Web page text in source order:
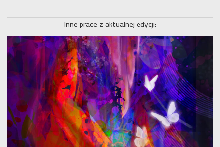
Inne prace z aktualnej edycji: